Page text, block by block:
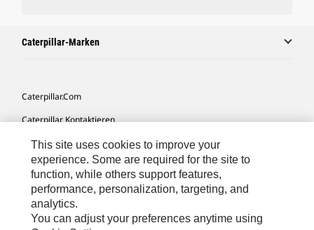
Caterpillar-Marken
Caterpillar.com
Caterpillar Kontaktieren
Meine Marketing-Präferenzen
Seitenübersicht
Cookie Settings
Rechtliche Hinweise
This site uses cookies to improve your
experience. Some are required for the site to
function, while others support features,
performance, personalization, targeting, and
analytics.
You can adjust your preferences anytime using